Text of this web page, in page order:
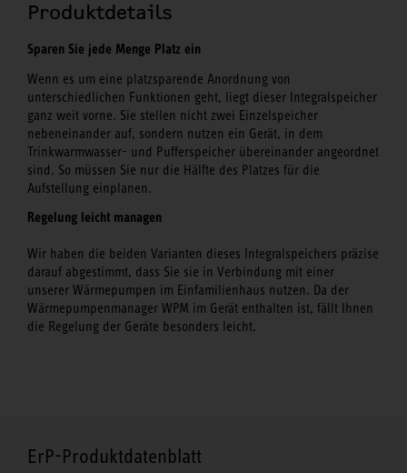
Produktdetails
Sparen Sie jede Menge Platz ein
Wenn es um eine platzsparende Anordnung von
unterschiedlichen Funktionen geht, liegt dieser Integralspeicher
ganz weit vorne. Sie stellen nicht zwei Einzelspeicher
nebeneinander auf, sondern nutzen ein Gerät, in dem
Trinkwarmwasser- und Pufferspeicher übereinander angeordnet
sind. So müssen Sie nur die Hälfte des Platzes für die
Aufstellung einplanen.
Regelung leicht managen
Wir haben die beiden Varianten dieses Integralspeichers präzise
darauf abgestimmt, dass Sie sie in Verbindung mit einer
unserer Wärmepumpen im Einfamilienhaus nutzen. Da der
Wärmepumpenmanager WPM im Gerät enthalten ist, fällt Ihnen
die Regelung der Geräte besonders leicht.
ErP-Produktdatenblatt